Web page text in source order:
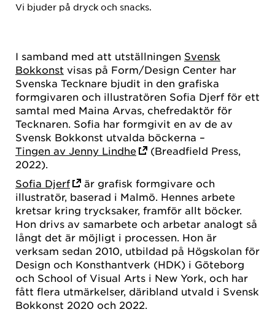
I samband med att utställningen Svensk
Bokkonst visas på Form/Design Center har
Svenska Tecknare bjudit in den grafiska
formgivaren och illustratören Sofia Djerf för ett
samtal med Maina Arvas, chefredaktör för
Tecknaren. Sofia har formgivit en av de av
Svensk Bokkonst utvalda böckerna –
Tingen av Jenny Lindhe
(Breadfield Press,
2022).
Sofia Djerf
är grafisk formgivare och
illustratör, baserad i Malmö. Hennes arbete
kretsar kring trycksaker, framför allt böcker.
Hon drivs av samarbete och arbetar analogt så
långt det är möjligt i processen. Hon är
verksam sedan 2010, utbildad på Högskolan för
Design och Konsthantverk (HDK) i Göteborg
och School of Visual Arts i New York, och har
fått flera utmärkelser, däribland utvald i Svensk
Bokkonst 2020 och 2022.
Vi bjuder på dryck och snacks.